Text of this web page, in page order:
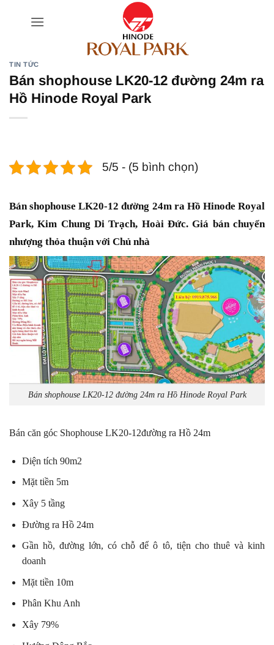
TIN TỨC
Bán shophouse LK20-12 đường 24m ra
Hồ Hinode Royal Park
5/5 - (5 bình chọn)
Bán shophouse LK20-12 đường 24m ra Hồ Hinode Royal
Park, Kim Chung Di Trạch, Hoài Đức. Giá bán chuyển
nhượng thỏa thuận với Chủ nhà
Bán shophouse LK20-12 đường 24m ra Hồ Hinode Royal Park
Bán căn góc Shophouse LK20-12đường ra Hồ 24m
Diện tích 90m2
Mặt tiền 5m
Xây 5 tầng
Đường ra Hồ 24m
Gần hồ, đường lớn, có chỗ để ô tô, tiện cho thuê và kinh
doanh
Mặt tiền 10m
Phân Khu Anh
Xây 79%